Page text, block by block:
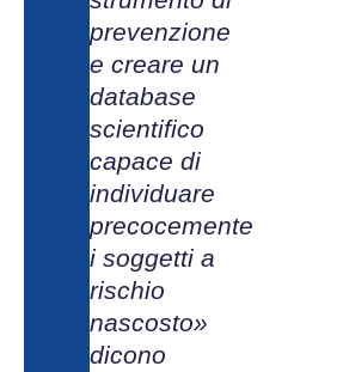
prevenzione
e creare un
database
scientifico
capace di
individuare
precocemente
i soggetti a
rischio
nascosto»
dicono